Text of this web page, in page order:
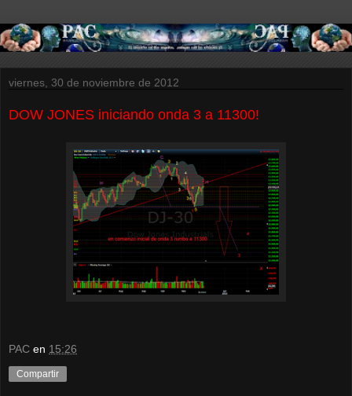
viernes, 30 de noviembre de 2012
DOW JONES iniciando onda 3 a 11300!
PAC en 15:26
Compartir